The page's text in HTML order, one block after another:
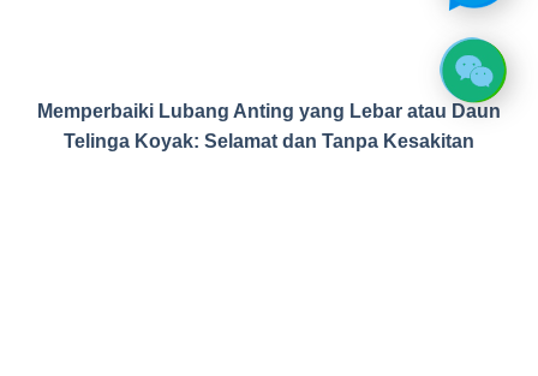
Memperbaiki Lubang Anting yang Lebar atau Daun
Telinga Koyak: Selamat dan Tanpa Kesakitan